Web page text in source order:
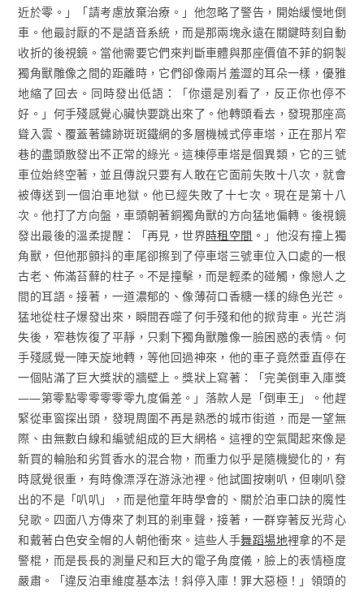
近於零。」「請考慮放棄治療。」他忽略了警告，開始緩慢地倒
車。他最討厭的不是語音系統，而是那兩塊永遠在關鍵時刻自動
收折的後視鏡。當他需要它們來判斷車體與那座價值不菲的銅製
獨角獸雕像之間的距離時，它們卻像兩片羞澀的耳朵一樣，優雅
地縮了回去。同時發出低語：「你還是別看了，反正你也停不
好。」何手殘感覺心臟快要跳出來了。他轉頭看去，發現那座高
聳入雲、覆蓋著鏽跡斑斑鐵網的多層機械式停車塔，正在那片窄
巷的盡頭散發出不正常的綠光。這棟停車塔是個異類，它的三號
車位始終空著，並且傳說只要有人敢在它面前失敗十八次，就會
被傳送到一個泊車地獄。他已經失敗了十七次。現在是第十八
次。他打了方向盤，車頭朝著銅獨角獸的方向猛地偏轉。後視鏡
發出最後的溫柔提醒：「再見，世界時租空間 。」他沒有撞上獨
角獸，但他那顫抖的車尾卻擦到了停車塔三號車位入口處的一根
古老、佈滿苔蘚的柱子。不是撞擊，而是輕柔的碰觸，像戀人之
間的耳語。接著，一道濃郁的、像薄荷口香糖一樣的綠色光芒。
猛地從柱子爆發出來，瞬間吞噬了何手殘和他的掀背車。光芒消
失後，窄巷恢復了平靜，只剩下獨角獸雕像一臉困惑的表情。何
手殘感覺一陣天旋地轉，等他回過神來，他的車子竟然垂直停在
一個貼滿了巨大獎狀的牆壁上。獎狀上寫著：「完美倒車入庫獎
——第零點零零零零零九度偏差。」落款人是「倒車王」。他趕
緊從車窗探出頭，發現周圍不再是熟悉的城市街道，而是一望無
際、由無數白線和編號組成的巨大網格。這裡的空氣聞起來像是
新買的輪胎和劣質香水的混合物，而重力似乎是隨機變化的，有
時感覺很重，有時像漂浮在游泳池裡。他試圖按喇叭，但喇叭發
出的不是「叭叭」，而是他童年時學會的、關於泊車口訣的魔性
兒歌。四面八方傳來了刺耳的剎車聲，接著，一群穿著反光背心
和戴著白色安全帽的人朝他衝來。這些人手舞蹈場地裡拿的不是
警棍，而是長長的測量尺和巨大的電子角度儀，臉上的表情極度
嚴肅。「違反泊車維度基本法！斜停入庫！罪大惡極！」領頭的